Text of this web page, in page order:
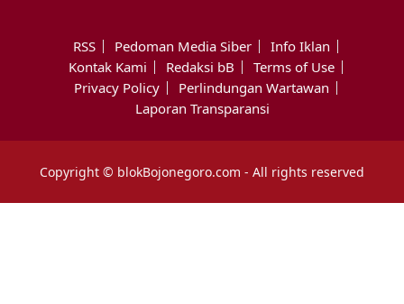
RSS Pedoman Media Siber
Info Iklan
Kontak Kami
Redaksi bB
Terms of Use
Privacy Policy
Perlindungan Wartawan
Laporan Transparansi
Copyright © blokBojonegoro.com - All rights reserved